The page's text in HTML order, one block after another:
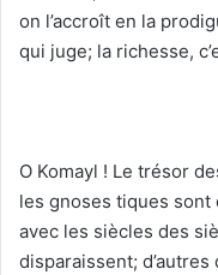
on l’accroît en la
qui juge; la richesse,
O Komayl ! Le trésor
les gnoses tiques sont
avec les siècles des
disparaissent;